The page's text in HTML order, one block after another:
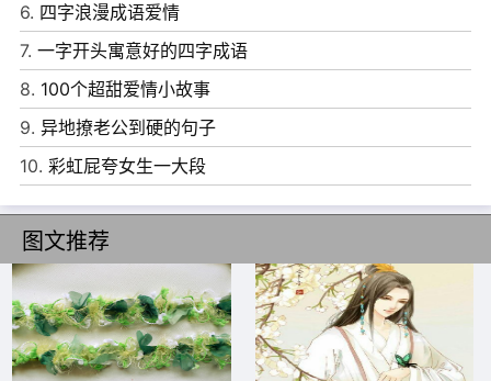
7、一鸣惊人，二龙细珠，三羊开泰，四面八方，五谷丰
登，六六大顺，七星高照，八面玲珑，九九归一，十全十
美。
8、一生幸福、两情相悦、三生缘修、世世代代、无离无
弃、流年大喜、把手言老、酒杯遥祝、十全十美、百子千
孙、万事如意!新婚快乐!
9、红花红烛红灯笼，彩灯彩车彩妆舞。新房新人新气象，
喜气喜庆喜洋洋。交杯酒一喝，同心结一扣，愿你们携手同
心，相伴到永久!
10、夫妻好比同根树，爱情长青永不枯。相扶相拥耋耄载，
6. 四字浪漫成语爱情
7. 一字开头寓意好的四字成语
8. 100个超甜爱情小故事
9. 异地撩老公到硬的句子
10. 彩虹屁夸女生一大段
图文推荐